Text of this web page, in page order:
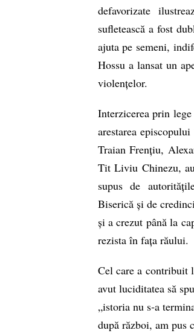
defavorizate
sufletească a fost
ajuta pe semeni,
Hossu a lansat un
violențelor.
Interzicerea prin
arestarea
Traian Frențiu,
Tit Liviu Chinezu,
supus de
Biserică și de
și a crezut până la
rezista în fața răului.
Cel care a contribuit
avut luciditatea să
„istoria nu s‑a
după război, am pus